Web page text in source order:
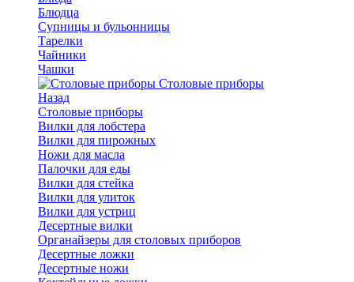
Блюдца
Супницы и бульонницы
Тарелки
Чайники
Чашки
Cтоловые приборы
Назад
Cтоловые приборы
Вилки для лобстера
Вилки для пирожных
Ножи для масла
Палочки для еды
Вилки для стейка
Вилки для улиток
Вилки для устриц
Десертные вилки
Органайзеры для столовых приборов
Десертные ложки
Десертные ножи